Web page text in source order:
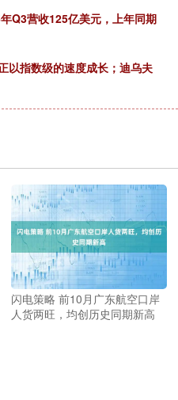
Q3营收125亿美元，上年同期
以指数级的速度成长；迪乌夫
闪电策略 前10月广东航空口岸
人货两旺，均创历史同期新高